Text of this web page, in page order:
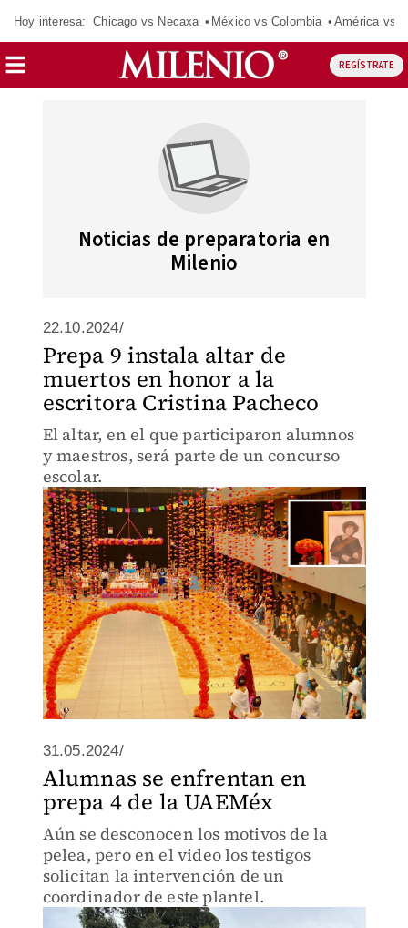
Hoy interesa: Chicago vs Necaxa México vs Colombia América vs
REGÍSTRATE
Noticias de preparatoria en
Milenio
22.10.2024/
Prepa 9 instala altar de
muertos en honor a la
escritora Cristina Pacheco
El altar, en el que participaron alumnos
y maestros, será parte de un concurso
escolar.
31.05.2024/
Alumnas se enfrentan en
prepa 4 de la UAEMéx
Aún se desconocen los motivos de la
pelea, pero en el video los testigos
solicitan la intervención de un
coordinador de este plantel.